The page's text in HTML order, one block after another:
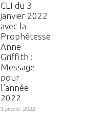
CLI du 3
janvier 2022
avec la
Prophétesse
Anne
Griffith :
Message
pour
l’année
2022
3 janvier 2022